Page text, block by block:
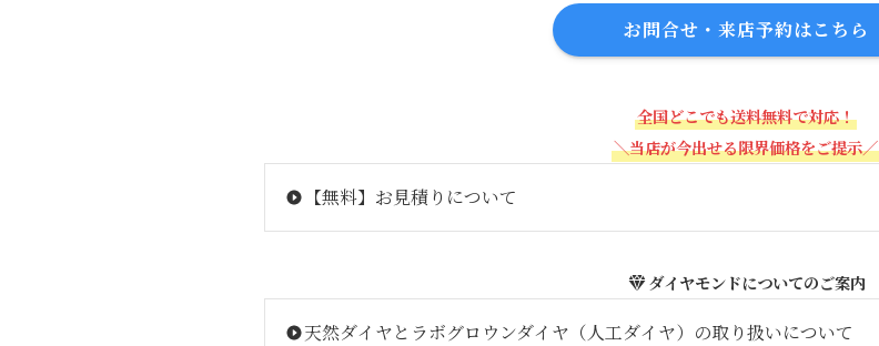
お問合せ・来店予約はこちら
全国どこでも送料無料で対応！
＼当店が今出せる限界価格をご提示／
【無料】お見積りについて
ダイヤモンドについてのご案内
天然ダイヤとラボグロウンダイヤ（人工ダイヤ）の取り扱いについて